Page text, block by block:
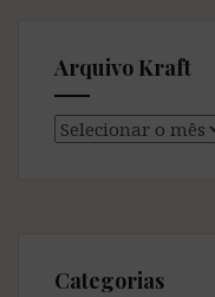
Arquivo Kraft
Arquivo
Categorias